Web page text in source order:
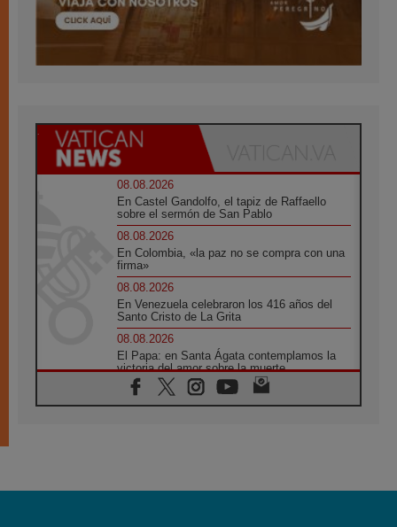
08.08.2026
En Castel Gandolfo, el tapiz de Raffaello
sobre el sermón de San Pablo
08.08.2026
En Colombia, «la paz no se compra con una
firma»
08.08.2026
En Venezuela celebraron los 416 años del
Santo Cristo de La Grita
08.08.2026
El Papa: en Santa Ágata contemplamos la
victoria del amor sobre la muerte
08.08.2026
León XIV visitará el Santuario de la Madre
07.08.2026